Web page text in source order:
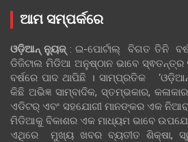
ଆମ ସମ୍ପର୍କରେ
ଓଡ଼ିଆନ୍‍ ନ୍ୟୁଜ୍‍: ଇ-ପୋର୍ଟାଲ୍ ବିଗତ ତିନି
ଡିଜିଟାଲ ମିଡିଆ ଅନୁଷ୍ଠାନ ଭାବେ ସ୍ଵତନ୍ତ୍ର
ବର୍ଷରେ ପାଦ ଥାପିଛି । ସାମ୍ପ୍ରତିକ
କିଛି ଅଭିଜ୍ଞ ସାମ୍ବାଦିକ, ସ୍ତମ୍ଭକାର,
ଏଡିଟର୍ ଏବଂ ସହଯୋଗୀ ମାନଙ୍କର ଏକ
ମିଡିଆକୁ ବିକାଶର ଏକ ମାଧ୍ୟମ ଭାବେ
ଏଥିରେ ମୁଖ୍ୟ ଖବର ବ୍ୟତୀତ ଶିକ୍ଷା,